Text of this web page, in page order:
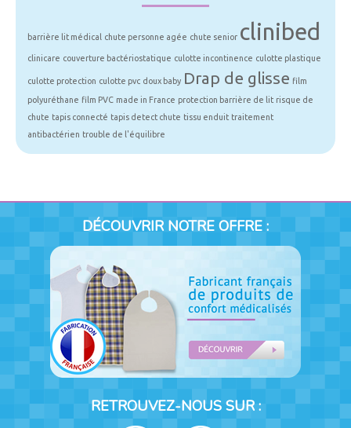
barrière lit médical chute personne agée chute senior clinibed
clinicare couverture bactériostatique culotte incontinence culotte plastique
culotte protection culotte pvc doux baby Drap de glisse film
polyuréthane film PVC made in France protection barrière de lit risque de
chute tapis connecté tapis detect chute tissu enduit traitement
antibactérien trouble de l'équilibre
DÉCOUVRIR NOTRE OFFRE :
RETROUVEZ-NOUS SUR :